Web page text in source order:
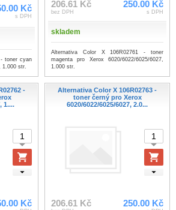
Kč
s DPH
toner cyan
1.000 str.
206.61 Kč
bez DPH
250.00 Kč
s DPH
skladem
Alternativa Color X 106R02761 - toner
magenta pro Xerox 6020/6022/6025/6027,
1.000 str.
-
1....
Kč
Alternativa Color X 106R02763 -
toner černý pro Xerox
6020/6022/6025/6027, 2.0...
206.61 Kč 250.00 Kč